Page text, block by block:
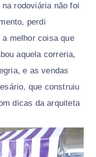
rodoviária não foi
perdi
melhor coisa que
aquela correria,
e as vendas
que construiu
dicas da arquiteta